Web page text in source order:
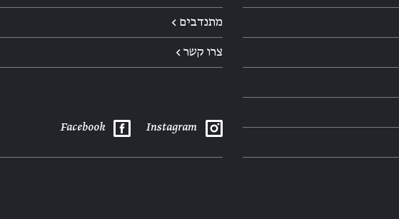
מתנדבים ←
צרו קשר ←
Instagram
Facebook